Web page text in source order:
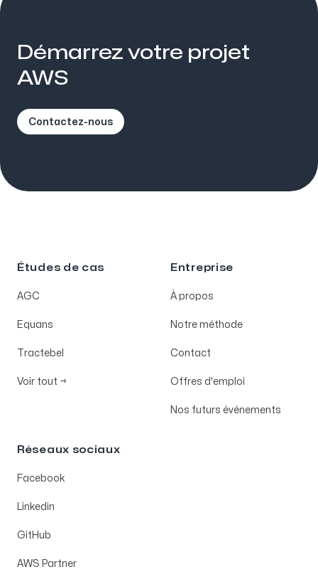
Démarrez votre projet
AWS
Contactez-nous
Études de cas
AGC
Equans
Tractebel
Voir tout →
Entreprise
À propos
Notre méthode
Contact
Offres d'emploi
Nos futurs événements
Réseaux sociaux
Facebook
Linkedin
GitHub
AWS Partner